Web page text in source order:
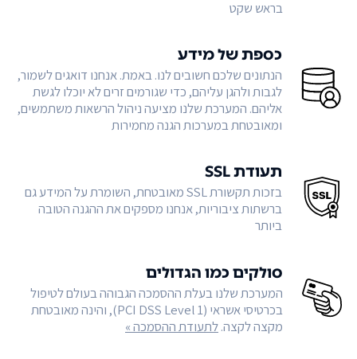
בראש שקט
כספת של מידע
הנתונים שלכם חשובים לנו. באמת. אנחנו דואגים לשמור,
לגבות ולהגן עליהם, כדי שגורמים זרים לא יוכלו לגשת
אליהם. המערכת שלנו מציעה ניהול הרשאות משתמשים,
ומאובטחת במערכות הגנה מחמירות
תעודת SSL
בזכות תקשורת SSL מאובטחת, השומרת על המידע גם
ברשתות ציבוריות, אנחנו מספקים את ההגנה הטובה
ביותר
סולקים כמו הגדולים
המערכת שלנו בעלת ההסמכה הגבוהה בעולם לטיפול
בכרטיסי אשראי (PCI DSS Level 1), והינה מאובטחת
מקצה לקצה.לתעודת ההסמכה »